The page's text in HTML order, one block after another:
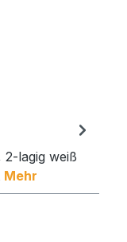
lagig weiß
Mehr